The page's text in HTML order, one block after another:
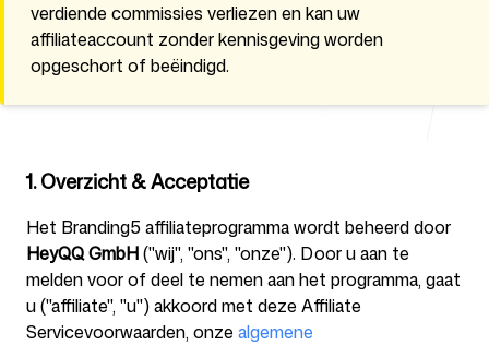
Blog
Helpcentrum
verdiende commissies verliezen en kan uw
affiliateaccount zonder kennisgeving worden
opgeschort of beëindigd.
1. Overzicht & Acceptatie
Het Branding5 affiliateprogramma wordt beheerd door
HeyQQ GmbH("wij", "ons", "onze"). Door u aan te
melden voor of deel te nemen aan het programma, gaat
u ("affiliate", "u") akkoord met deze Affiliate
Servicevoorwaarden, onze algemene